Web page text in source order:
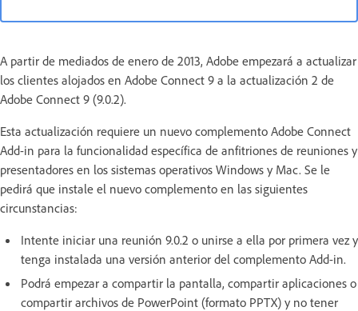
A partir de mediados de enero de 2013, Adobe empezará a actualizar
los clientes alojados en Adobe Connect 9 a la actualización 2 de
Adobe Connect 9 (9.0.2).
Esta actualización requiere un nuevo complemento Adobe Connect
Add-in para la funcionalidad específica de anfitriones de reuniones y
presentadores en los sistemas operativos Windows y Mac. Se le
pedirá que instale el nuevo complemento en las siguientes
circunstancias:
Intente iniciar una reunión 9.0.2 o unirse a ella por primera vez y
tenga instalada una versión anterior del complemento Add-in.
Podrá empezar a compartir la pantalla, compartir aplicaciones o
compartir archivos de PowerPoint (formato PPTX) y no tener